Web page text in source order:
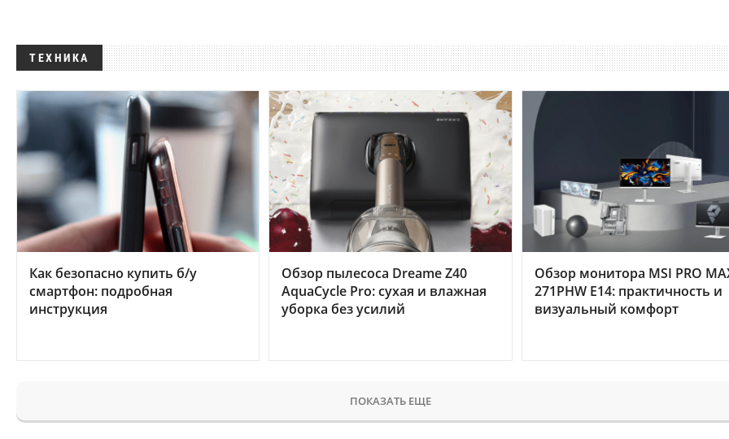
ТЕХНИКА
Как безопасно купить б/у
смартфон: подробная
инструкция
Обзор пылесоса Dreame Z40
AquaCycle Pro: сухая и влажная
уборка без усилий
Обзор монитора MSI PRO
271PHW E14: практичность и
визуальный комфорт
ПОКАЗАТЬ ЕЩЕ